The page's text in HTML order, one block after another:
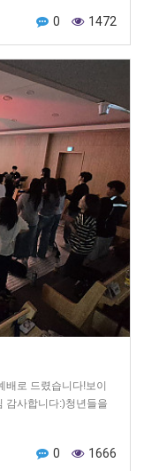
0 1472
로 드렸습니다!보이
감사합니다:)청년들을
0 1666